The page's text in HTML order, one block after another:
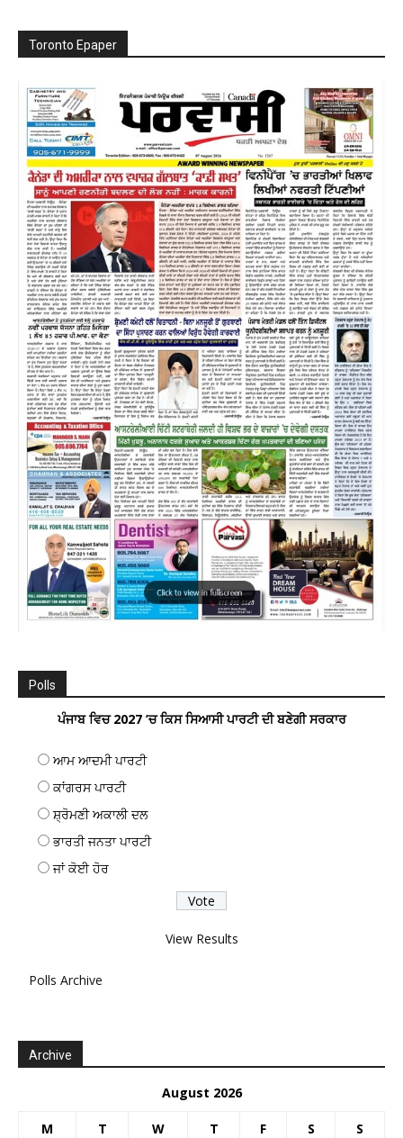
Toronto Epaper
Polls
ਪੰਜਾਬ ਵਿਚ 2027 ’ਚ ਕਿਸ ਸਿਆਸੀ ਪਾਰਟੀ ਦੀ ਬਣੇਗੀ ਸਰਕਾਰ
ਆਮ ਆਦਮੀ ਪਾਰਟੀ
ਕਾਂਗਰਸ ਪਾਰਟੀ
ਸ਼੍ਰੋਮਣੀ ਅਕਾਲੀ ਦਲ
ਭਾਰਤੀ ਜਨਤਾ ਪਾਰਟੀ
ਜਾਂ ਕੋਈ ਹੋਰ
View Results
Polls Archive
Archive
August 2026
M T W T F S S